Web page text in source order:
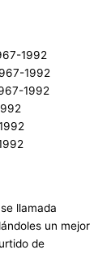
1992
1992
1992
llamada
un mejor
de